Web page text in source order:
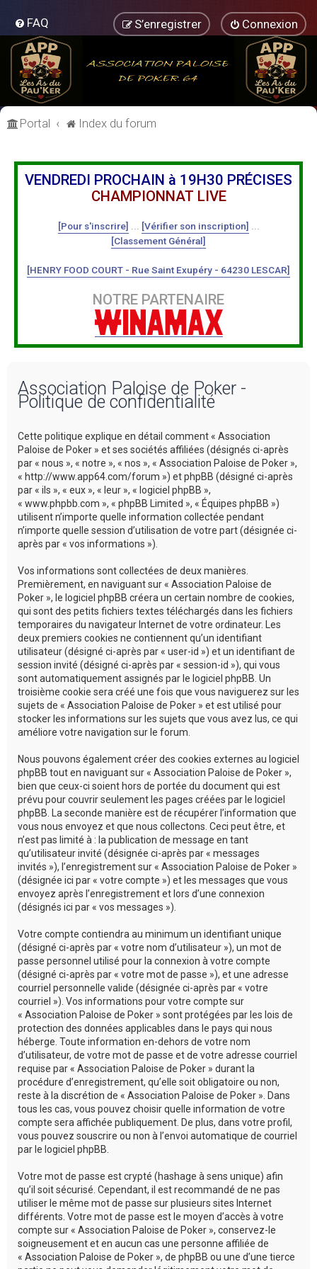
FAQ Connexion
S’enregistrer
Portal Index du forum
VENDREDI PROCHAIN à 19H30 PRÉCISES
CHAMPIONNAT LIVE
[Pour s'inscrire] [Vérifier son inscription]
[Classement Général]
[HENRY FOOD COURT - Rue Saint Exupéry - 64230 LESCAR]
NOTRE PARTENAIRE
Association Paloise de Poker -
Politique de confidentialité
Cette politique explique en détail comment « Association
Paloise de Poker » et ses sociétés affiliées (désignés ci-après
par « nous », « notre », « nos », « Association Paloise de Poker »,
« http://www.app64.com/forum ») et phpBB (désigné ci-après
par « ils », « eux », « leur », « logiciel phpBB »,
« www.phpbb.com », « phpBB Limited », « Équipes phpBB »)
utilisent n’importe quelle information collectée pendant
n’importe quelle session d’utilisation de votre part (désignée ci-
après par « vos informations »).
Vos informations sont collectées de deux manières.
Premièrement, en naviguant sur « Association Paloise de
Poker », le logiciel phpBB créera un certain nombre de cookies,
qui sont des petits fichiers textes téléchargés dans les fichiers
temporaires du navigateur Internet de votre ordinateur. Les
deux premiers cookies ne contiennent qu’un identifiant
utilisateur (désigné ci-après par « user-id ») et un identifiant de
session invité (désigné ci-après par « session-id »), qui vous
sont automatiquement assignés par le logiciel phpBB. Un
troisième cookie sera créé une fois que vous naviguerez sur les
sujets de « Association Paloise de Poker » et est utilisé pour
stocker les informations sur les sujets que vous avez lus, ce qui
améliore votre navigation sur le forum.
Nous pouvons également créer des cookies externes au logiciel
phpBB tout en naviguant sur « Association Paloise de Poker »,
bien que ceux-ci soient hors de portée du document qui est
prévu pour couvrir seulement les pages créées par le logiciel
phpBB. La seconde manière est de récupérer l’information que
vous nous envoyez et que nous collectons. Ceci peut être, et
n’est pas limité à : la publication de message en tant
qu’utilisateur invité (désignée ci-après par « messages
invités »), l’enregistrement sur « Association Paloise de Poker »
(désignée ici par « votre compte ») et les messages que vous
envoyez après l’enregistrement et lors d’une connexion
(désignés ici par « vos messages »).
Votre compte contiendra au minimum un identifiant unique
(désigné ci-après par « votre nom d’utilisateur »), un mot de
passe personnel utilisé pour la connexion à votre compte
(désigné ci-après par « votre mot de passe »), et une adresse
courriel personnelle valide (désignée ci-après par « votre
courriel »). Vos informations pour votre compte sur
« Association Paloise de Poker » sont protégées par les lois de
protection des données applicables dans le pays qui nous
héberge. Toute information en-dehors de votre nom
d’utilisateur, de votre mot de passe et de votre adresse courriel
requise par « Association Paloise de Poker » durant la
procédure d’enregistrement, qu’elle soit obligatoire ou non,
reste à la discrétion de « Association Paloise de Poker ». Dans
tous les cas, vous pouvez choisir quelle information de votre
compte sera affichée publiquement. De plus, dans votre profil,
vous pouvez souscrire ou non à l’envoi automatique de courriel
par le logiciel phpBB.
Votre mot de passe est crypté (hashage à sens unique) afin
qu’il soit sécurisé. Cependant, il est recommandé de ne pas
utiliser le même mot de passe sur plusieurs sites Internet
différents. Votre mot de passe est le moyen d’accès à votre
compte sur « Association Paloise de Poker », conservez-le
soigneusement et en aucun cas une personne affiliée de
« Association Paloise de Poker », de phpBB ou une d’une tierce